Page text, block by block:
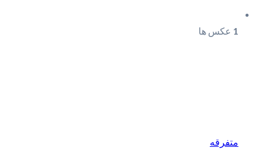
1 عکس ها
متفرقه